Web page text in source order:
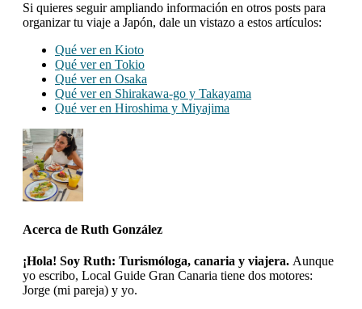
Si quieres seguir ampliando información en otros posts para
organizar tu viaje a Japón, dale un vistazo a estos artículos:
Qué ver en Kioto
Qué ver en Tokio
Qué ver en Osaka
Qué ver en Shirakawa-go y Takayama
Qué ver en Hiroshima y Miyajima
Acerca de Ruth González
¡Hola! Soy Ruth: Turismóloga, canaria y viajera. Aunque
yo escribo, Local Guide Gran Canaria tiene dos motores:
Jorge (mi pareja) y yo.